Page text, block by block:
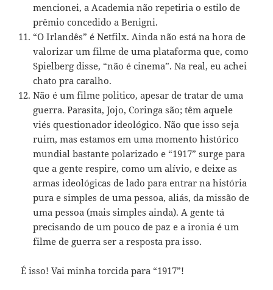
mencionei, a Academia não repetiria o estilo de
prêmio concedido a Benigni.
“O Irlandês” é Netfilx. Ainda não está na hora de
valorizar um filme de uma plataforma que, como
Spielberg disse, “não é cinema”. Na real, eu achei
chato pra caralho.
Não é um filme politico, apesar de tratar de uma
guerra. Parasita, Jojo, Coringa são; têm aquele
viés questionador ideológico. Não que isso seja
ruim, mas estamos em uma momento histórico
mundial bastante polarizado e “1917” surge para
que a gente respire, como um alívio, e deixe as
armas ideológicas de lado para entrar na história
pura e simples de uma pessoa, aliás, da missão de
uma pessoa (mais simples ainda). A gente tá
precisando de um pouco de paz e a ironia é um
filme de guerra ser a resposta pra isso.
É isso! Vai minha torcida para “1917”!